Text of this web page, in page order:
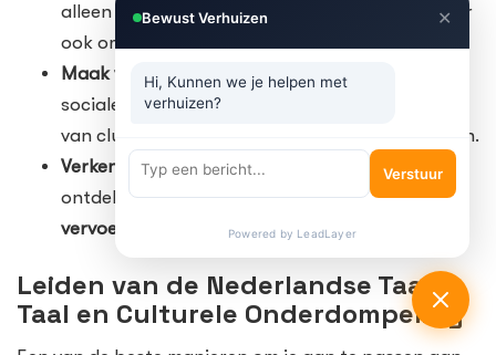
alleen om gemakkelijker te communiceren, maar
ook om je in te leven in de
Maak vrienden: Ga op zoek naar manieren om
sociale contacten te leggen, zoals lid worden
van clubs of deelnemen aan lokale evenementen.
Verken de stad: Neem de tijd om Haarlem te
ontdekken en vertrouwd te raken met de
vervoersmogelijkheden.
Leiden van de Nederlandse Taal:
Taal en Culturele Onderdompeling
Bewust Verhuizen ✕
Hi, Kunnen we je helpen met
verhuizen?
Verstuur
Powered by LeadLayer